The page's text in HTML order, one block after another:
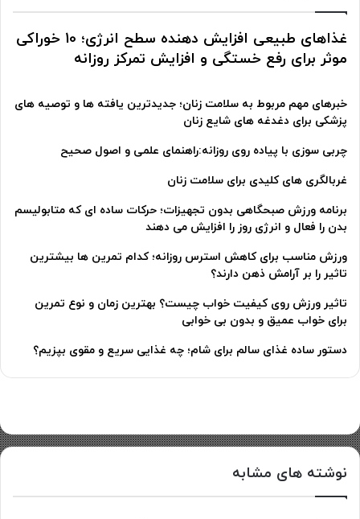
غذاهای طبیعی افزایش دهنده سطح انرژی؛ 10 خوراکی
موثر برای رفع خستگی و افزایش تمرکز روزانه
خبرهای مهم مربوط به سلامت زنان؛ جدیدترین یافته ها و توصیه های
پزشکی برای دغدغه های شایع زنان
چربی سوزی با پیاده روی روزانه:راهنمای علمی و اصول صحیح
غربالگری های کلیدی برای سلامت زنان
برنامه ورزش صبحگاهی بدون تجهیزات؛ حرکات ساده ای که متابولیسم
بدن را فعال و انرژی روز را افزایش می دهند
ورزش مناسب برای کاهش استرس روزانه؛ کدام تمرین ها بیشترین
تاثیر را بر آرامش ذهن دارند؟
تاثیر ورزش روی کیفیت خواب چیست؟ بهترین زمان و نوع تمرین
برای خواب عمیق و بدون بی خوابی
دستور ساده غذای سالم برای شام؛ چه غذایی سریع و مقوی بپزیم؟
نوشته های مشابه